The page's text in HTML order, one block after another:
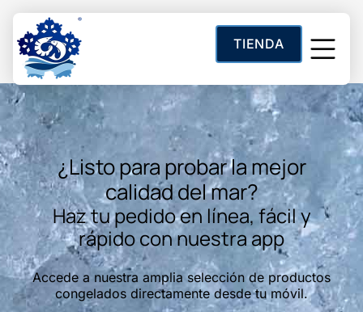
TIENDA
Categoría:
¿Listo para probar la mejor
calidad del mar?
Haz tu pedido en línea, fácil y
rápido con nuestra app
Accede a nuestra amplia selección de productos
congelados directamente desde tu móvil.